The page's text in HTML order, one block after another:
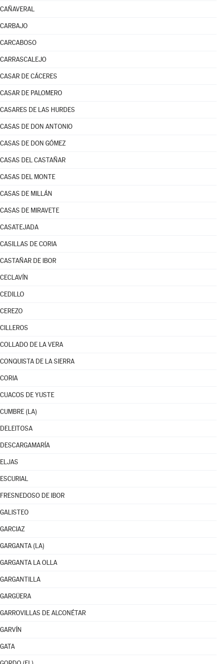
CAÑAVERAL
CARBAJO
CARCABOSO
CARRASCALEJO
CASAR DE CÁCERES
CASAR DE PALOMERO
CASARES DE LAS HURDES
CASAS DE DON ANTONIO
CASAS DE DON GÓMEZ
CASAS DEL CASTAÑAR
CASAS DEL MONTE
CASAS DE MILLÁN
CASAS DE MIRAVETE
CASATEJADA
CASILLAS DE CORIA
CASTAÑAR DE IBOR
CECLAVÍN
CEDILLO
CEREZO
CILLEROS
COLLADO DE LA VERA
CONQUISTA DE LA SIERRA
CORIA
CUACOS DE YUSTE
CUMBRE (LA)
DELEITOSA
DESCARGAMARÍA
ELJAS
ESCURIAL
FRESNEDOSO DE IBOR
GALISTEO
GARCIAZ
GARGANTA (LA)
GARGANTA LA OLLA
GARGANTILLA
GARGÜERA
GARROVILLAS DE ALCONÉTAR
GARVÍN
GATA